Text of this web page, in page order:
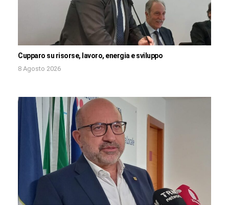
Cupparo su risorse, lavoro, energia e sviluppo
8 Agosto 2026